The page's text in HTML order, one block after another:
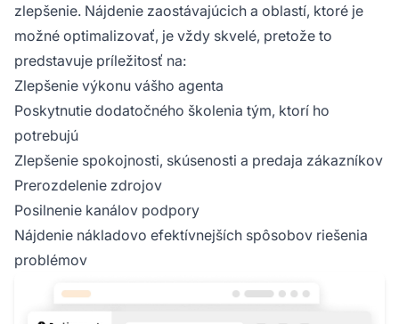
zlepšenie. Nájdenie zaostávajúcich a oblastí, ktoré je
možné optimalizovať, je vždy skvelé, pretože to
predstavuje príležitosť na:
Zlepšenie výkonu vášho agenta
Poskytnutie dodatočného školenia tým, ktorí ho
potrebujú
Zlepšenie spokojnosti, skúsenosti a predaja zákazníkov
Prerozdelenie zdrojov
Posilnenie kanálov podpory
Nájdenie nákladovo efektívnejších spôsobov riešenia
problémov